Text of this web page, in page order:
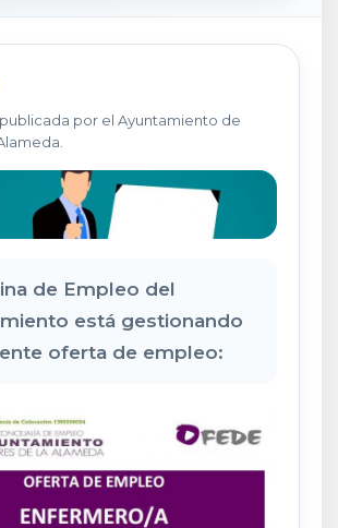
por el Ayuntamiento de
de Empleo del
está gestionando
oferta de empleo: